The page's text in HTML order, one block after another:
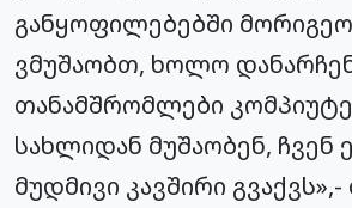
განყოფილებებში
ვმუშაობთ, ხოლო
თანამშრომლები
სახლიდან მუშაობენ,
მუდმივი კავშირი